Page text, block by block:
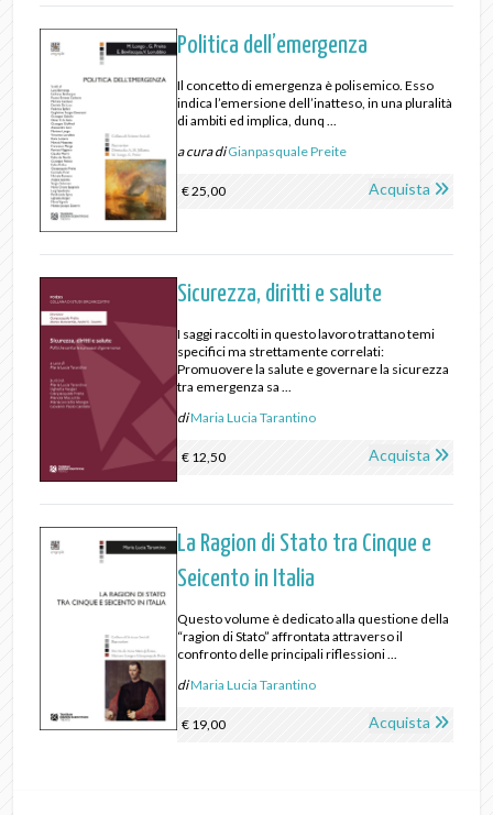
Politica dell’emergenza
Il concetto di emergenza è polisemico. Esso
indica l’emersione dell’inatteso, in una pluralità
di ambiti ed implica, dunq ...
a cura diGianpasquale Preite
€ 25,00 Acquista
Sicurezza, diritti e salute
I saggi raccolti in questo lavoro trattano temi
specifici ma strettamente correlati:
Promuovere la salute e governare la sicurezza
tra emergenza sa ...
diMaria Lucia Tarantino
€ 12,50 Acquista
La Ragion di Stato tra Cinque e
Seicento in Italia
Questo volume è dedicato alla questione della
“ragion di Stato” affrontata attraverso il
confronto delle principali riflessioni ...
diMaria Lucia Tarantino
€ 19,00 Acquista